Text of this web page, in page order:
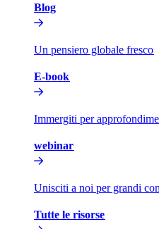
Blog​​
Un pensiero globale fresco​​
E-book​​
Immergiti per
webinar​​
Unisciti a noi per grandi
Tutte le risorse​​